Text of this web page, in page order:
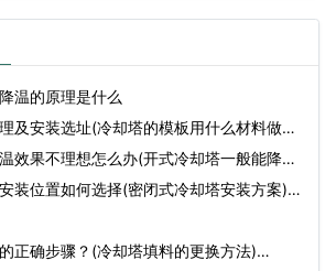
温的原理是什么
及安装选址(冷却塔的模板用什么材料做成
效果不理想怎么办(开式冷却塔一般能降温
装位置如何选择(密闭式冷却塔安装方案)…
正确步骤？(冷却塔填料的更换方法)…